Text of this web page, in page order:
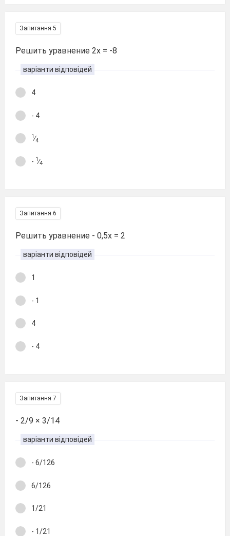
Запитання 5
Решить уравнение 2х = -8
варіанти відповідей
4
- 4
1∕4
- 1∕4
Запитання 6
Решить уравнение - 0,5х = 2
варіанти відповідей
1
- 1
4
- 4
Запитання 7
- 2/9 × 3/14
варіанти відповідей
- 6/126
6/126
1/21
- 1/21